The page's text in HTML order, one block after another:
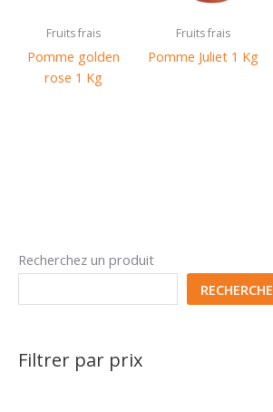
Recherchez un produit
RECHERCHE
Filtrer par prix
Fruits frais
Pomme golden
rose 1 Kg
Fruits frais
Pomme Juliet 1 Kg